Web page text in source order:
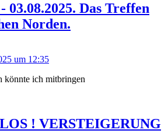
03.08.2025. Das Treffen
Norden.
um 12:35
könnte ich mitbringen
! VERSTEIGERUNG